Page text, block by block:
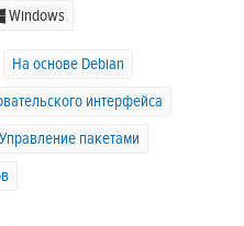
Windows
На основе Debian
интерфейса
Управление пакетами